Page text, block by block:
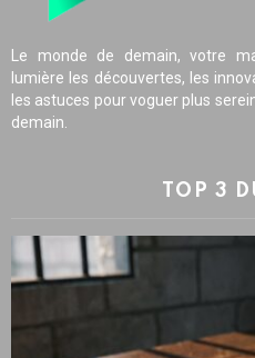
Le monde de demain, votre
lumière les découvertes, les
les astuces pour voguer plus
demain.
TOP 3